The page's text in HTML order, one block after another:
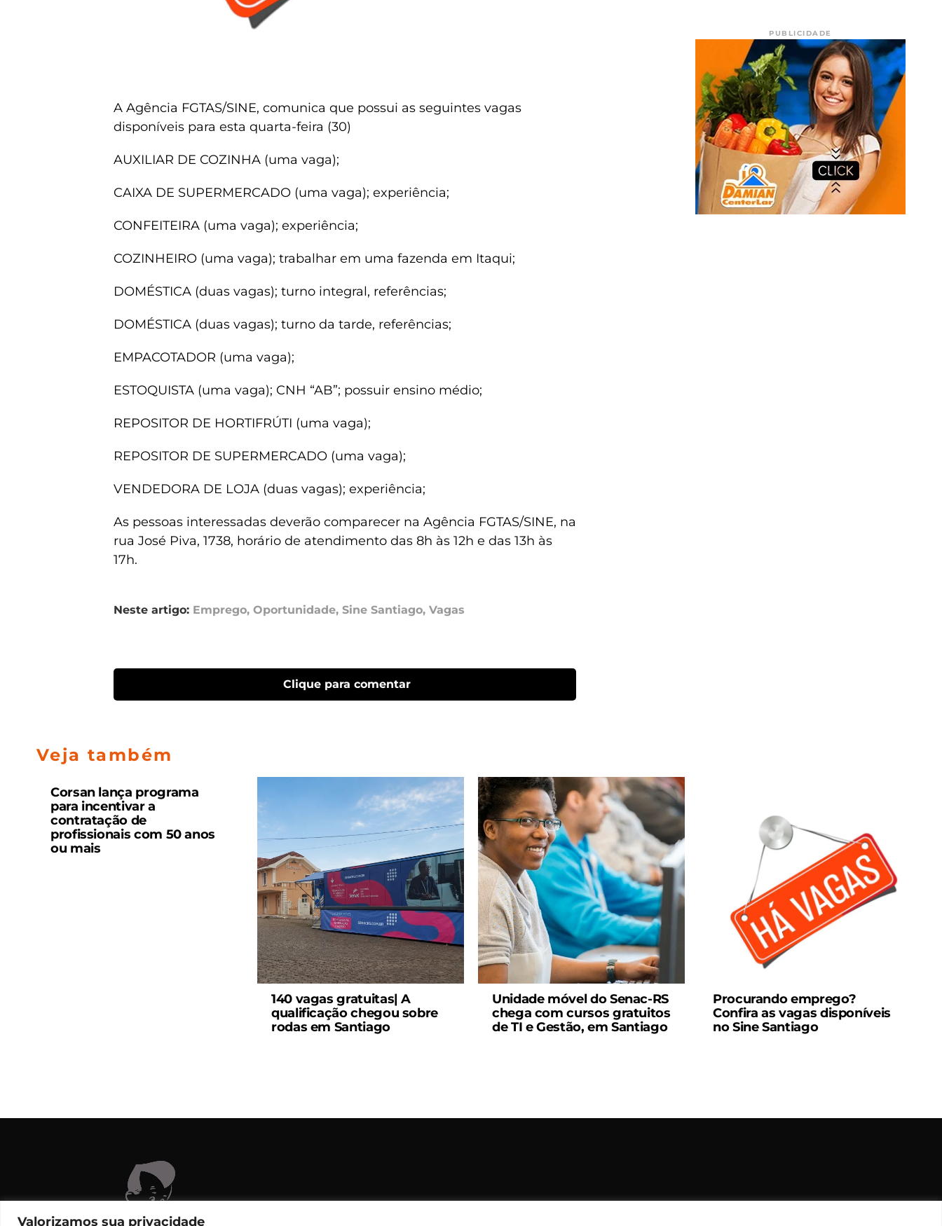
Valorizamos sua privacidade
A Agência FGTAS/SINE, comunica que possui as seguintes vagas
disponíveis para esta quarta-feira (30)
AUXILIAR DE COZINHA (uma vaga);
CAIXA DE SUPERMERCADO (uma vaga); experiência;
CONFEITEIRA (uma vaga); experiência;
COZINHEIRO (uma vaga); trabalhar em uma fazenda em Itaqui;
DOMÉSTICA (duas vagas); turno integral, referências;
DOMÉSTICA (duas vagas); turno da tarde, referências;
EMPACOTADOR (uma vaga);
ESTOQUISTA (uma vaga); CNH “AB”; possuir ensino médio;
REPOSITOR DE HORTIFRÚTI (uma vaga);
REPOSITOR DE SUPERMERCADO (uma vaga);
VENDEDORA DE LOJA (duas vagas); experiência;
As pessoas interessadas deverão comparecer na Agência FGTAS/SINE, na
rua José Piva, 1738, horário de atendimento das 8h às 12h e das 13h às
17h.
Neste artigo: Emprego, Oportunidade, Sine Santiago, Vagas
Clique para comentar
PUBLICIDADE
Veja também
Corsan lança programa
para incentivar a
contratação de
profissionais com 50 anos
ou mais
140 vagas gratuitas| A
qualificação chegou sobre
rodas em Santiago
Unidade móvel do Senac-RS
chega com cursos gratuitos
de TI e Gestão, em Santiago
Procurando emprego?
Confira as vagas disponíveis
no Sine Santiago